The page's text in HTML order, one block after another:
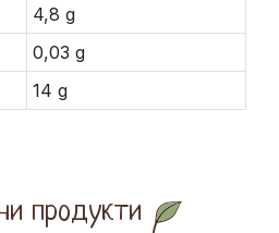
4,8 g
0,03 g
14 g
продукти